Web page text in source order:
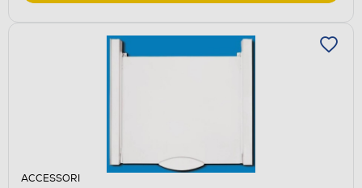
ACCESSORI